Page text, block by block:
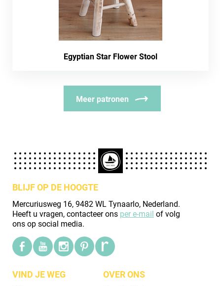
Egyptian Star Flower Stool
Meer patronen
BLIJF OP DE HOOGTE
Mercuriusweg 16, 9482 WL Tynaarlo, Nederland.
Heeft u vragen, contacteer ons per e-mail of volg
ons op social media.
VIND JE WEG OVER ONS